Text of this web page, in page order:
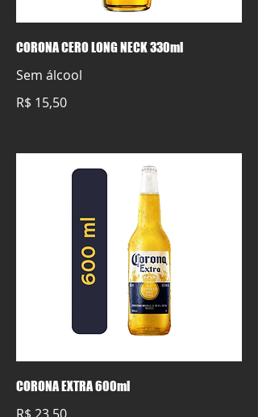
CORONA CERO LONG NECK 330ml
Sem álcool
R$ 15,50
CORONA EXTRA 600ml